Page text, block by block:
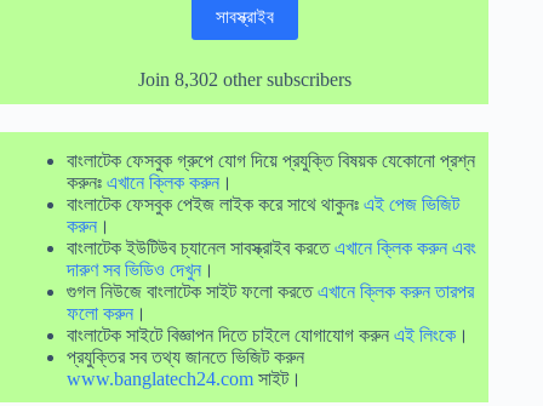
সাবস্ক্রাইব
Join 8,302 other subscribers
বাংলাটেক ফেসবুক গ্রুপে যোগ দিয়ে প্রযুক্তি বিষয়ক যেকোনো প্রশ্ন
করুনঃ এখানে ক্লিক করুন ।
বাংলাটেক ফেসবুক পেইজ লাইক করে সাথে থাকুনঃ এই পেজ ভিজিট
করুন ।
বাংলাটেক ইউটিউব চ্যানেল সাবস্ক্রাইব করতেএখানে ক্লিক করুন এবং
দারুণ সব ভিডিও দেখুন ।
গুগল নিউজে বাংলাটেক সাইট ফলো করতেএখানে ক্লিক করুন তারপর
ফলো করুন ।
বাংলাটেক সাইটে বিজ্ঞাপন দিতে চাইলে যোগাযোগ করুন এই লিংকে ।
প্রযুক্তির সব তথ্য জানতে ভিজিট করুন
www.banglatech24.com সাইট।